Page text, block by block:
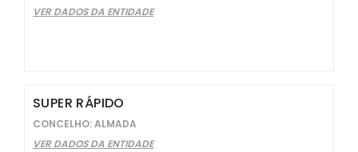
VER DADOS DA ENTIDADE
SUPER RÁPIDO
CONCELHO: ALMADA
VER DADOS DA ENTIDADE